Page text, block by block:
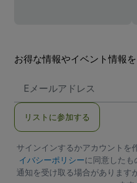
お得な情報やイベント情報
メ
ア
ス
リストに参加する
サインインするかアカウントを
イバシーポリシーに同意したも
通知を受け取る場合があります